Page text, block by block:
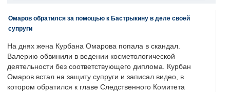
Омаров обратился за помощью к Бастрыкину в деле своей
супруги
На днях жена Курбана Омарова попала в скандал.
Валерию обвинили в ведении косметологической
деятельности без соответствующего диплома. Курбан
Омаров встал на защиту супруги и записал видео, в
котором обратился к главе Следственного Комитета